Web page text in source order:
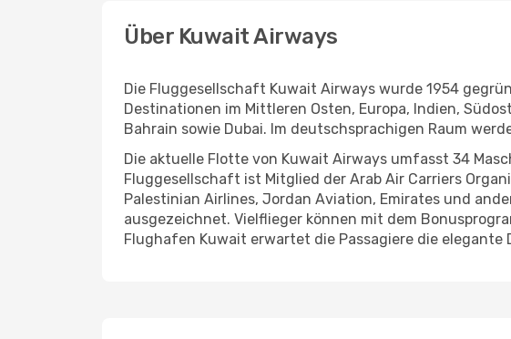
Über Kuwait Airways
Die Fluggesellschaft Kuwait Airways wurde 1954
Destinationen im Mittleren Osten, Europa, Indien,
Bahrain sowie Dubai. Im deutschsprachigen Raum
Die aktuelle Flotte von Kuwait Airways umfasst 34
Fluggesellschaft ist Mitglied der Arab Air Carriers
Palestinian Airlines, Jordan Aviation, Emirates und
ausgezeichnet. Vielflieger können mit dem
Flughafen Kuwait erwartet die Passagiere die elegante